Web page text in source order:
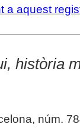
a aquest
història
núm.